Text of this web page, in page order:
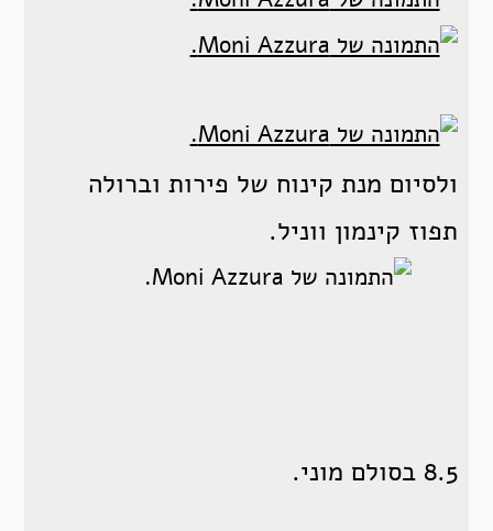
ולסיום מנת קינוח של פירות וברולה
תפוז קינמון ווניל.
8.5 בסולם מוני.